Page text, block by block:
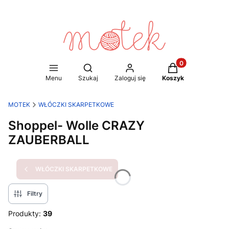
Menu
Otwórz wyszukiwarkę
Szukaj Zaloguj się
Produkty w
Koszyk
MOTEK WŁÓCZKI SKARPETKOWE
Shoppel- Wolle CRAZY
ZAUBERBALL
WŁÓCZKI SKARPETKOWE
Filtry
Produkty: 39